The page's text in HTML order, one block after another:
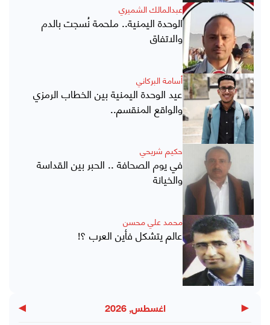
عبدالمالك الشميري
الوحدة اليمنية.. ملحمة نُسجت بالدم
والاتفاق
أسامة البركاني
عيد الوحدة اليمنية بين الخطاب الرمزي
والواقع المنقسم..
حكيم شريحي
في يوم الصحافة .. الحبر بين القداسة
والخيانة
محمد علي محسن
عالم يتشكل فأين العرب ؟!
◀ اغسطس, 2026 ▶